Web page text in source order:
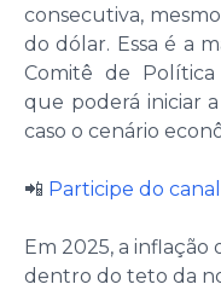
consecutiva,
do dólar. Essa é a
Comitê de Política
que poderá iniciar
caso o cenário
📲 Participe do
Em 2025, a inflação
dentro do teto da